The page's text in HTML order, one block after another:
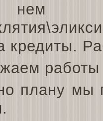
кредиты.
плану мы